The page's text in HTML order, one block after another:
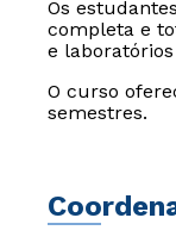
Os
completa e
e
O curso
semestres.